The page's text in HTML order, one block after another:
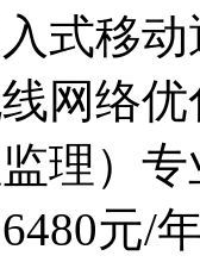
式移
网络
理）
元/